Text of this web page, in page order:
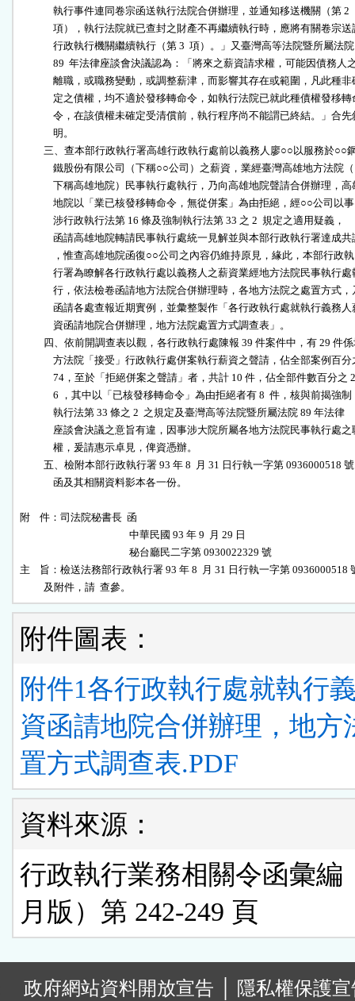
              執行事件連同卷宗函送執行法院合併辦理，並通知移送機關（第 2
項），執行法院就已查封之財產不再繼續執行時，應將有關卷宗送
              行政執行機關繼續執行（第 3  項）。」又臺灣高等法院暨所屬法院
89  年法律座談會決議認為：「將來之薪資請求權，可能因債務人
離職，或職務變動，或調整薪津，而影響其存在或範圍，凡此種非
定之債權，均不適於發移轉命令，如執行法院已就此種債權發移轉
令，在該債權未確定受清償前，執行程序尚不能謂已終結。」合先
              明。
三、查本部行政執行署高雄行政執行處前以義務人廖○○以服務於○○
              鐵股份有限公司（下稱○○公司）之薪資，業經臺灣高雄地方法院（
下稱高雄地院）民事執行處執行，乃向高雄地院聲請合併辦理，高
              地院以「業已核發移轉命令，無從併案」為由拒絕，經○○公司以事
              涉行政執行法第 16 條及強制執行法第 33 之 2  規定之適用疑義，
函請高雄地院轉請民事執行處統一見解並與本部行政執行署達成共
              ，惟查高雄地院函復○○公司之內容仍維持原見，緣此，本部行政執
行署為瞭解各行政執行處以義務人之薪資業經地方法院民事執行處
行，依法檢卷函請地方法院合併辦理時，各地方法院之處置方式，
函請各處查報近期實例，並彙整製作「各行政執行處就執行義務人
              資函請地院合併辦理，地方法院處置方式調查表」。
四、依前開調查表以觀，各行政執行處陳報 39 件案件中，有 29 件
方法院「接受」行政執行處併案執行薪資之聲請，佔全部案例百分
              74，至於「拒絕併案之聲請」者，共計 10 件，佔全部件數百分之 2
              6 ，其中以「已核發移轉命令」為由拒絕者有 8  件，核與前揭強制
              執行法第 33 條之 2  之規定及臺灣高等法院暨所屬法院 89 年法律
座談會決議之意旨有違，因事涉大院所屬各地方法院民事執行處之
              權，爰請惠示卓見，俾資憑辦。
          五、檢附本部行政執行署 93 年 8  月 31 日行執一字第 0936000518 號
              函及其相關資料影本各一份。
附    件：司法院秘書長  函
                                              中華民國 93 年 9  月 29 日
                                              秘台廳民二字第 0930022329 號
主    旨：檢送法務部行政執行署 93 年 8  月 31 日行執一字第 0936000518
          及附件，請  查參。
附件圖表：
附件1各行政執行處就執行
資函請地院合併辦理，地方
置方式調查表.PDF
資料來源：
行政執行業務相關令函彙編
月版）第 242-249 頁
政府網站資料開放宣告
隱私權保護